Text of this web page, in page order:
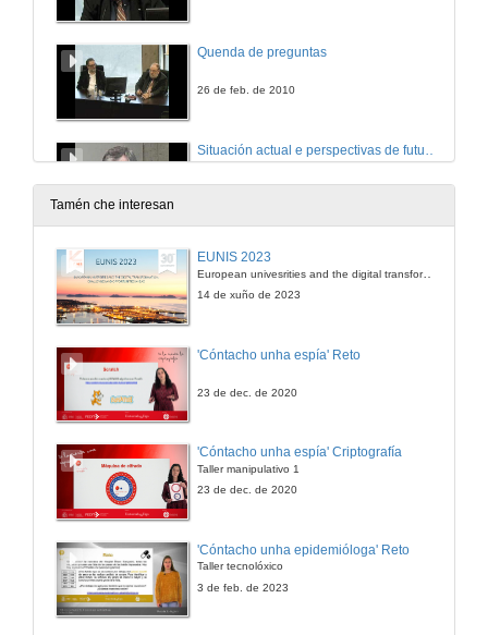
Quenda de preguntas
26 de feb. de 2010
26 de mar. de 2010
Tamén che interesan
EUNIS 2023
European univesrities and the digital transformation: challenges and opportunities ahead
14 de xuño de 2023
'Cóntacho unha espía' Reto
23 de dec. de 2020
'Cóntacho unha espía' Criptografía
Taller manipulativo 1
23 de dec. de 2020
'Cóntacho unha epidemióloga' Reto
Taller tecnolóxico
3 de feb. de 2023